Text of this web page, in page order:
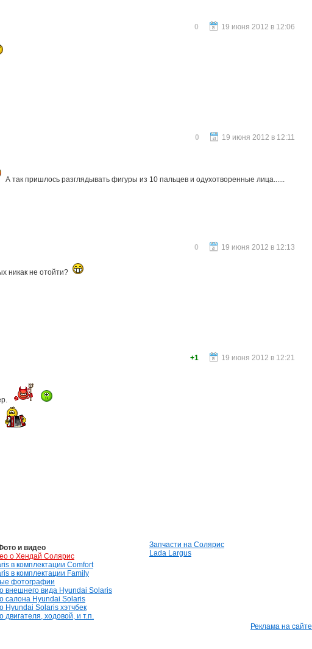
19 июня 2012 в 12:06
0
19 июня 2012 в 12:11
0
А так пришлось разглядывать фигуры из 10 пальцев и одухотворенные лица......
19 июня 2012 в 12:13
0
никак не отойти?
19 июня 2012 в 12:21
+1
и видео
о Хендай Солярис
в комплектации Comfort
в комплектации Family
фотографии
внешнего вида Hyundai Solaris
салона Hyundai Solaris
Hyundai Solaris хэтчбек
двигателя, ходовой, и т.п.
Запчасти на Солярис
Lada Largus
Реклама на сайте